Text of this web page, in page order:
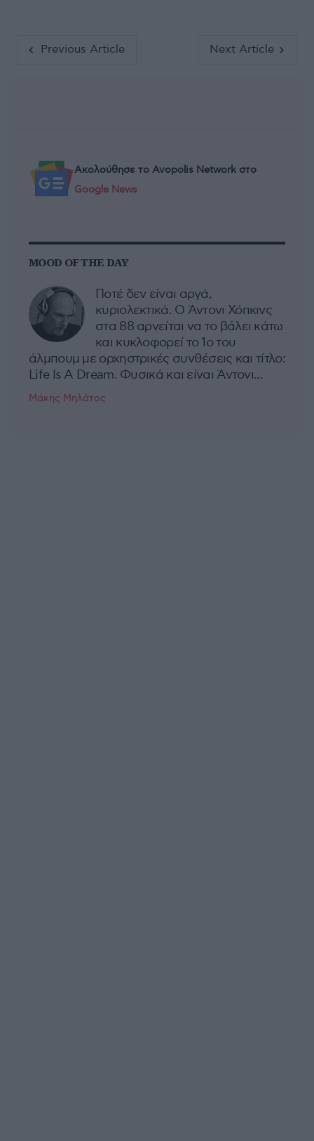
Previous Article Next Article
Ακολούθησε το Avopolis Network στο
Google News
MOOD OF THE DAY
Ποτέ δεν είναι αργά,
κυριολεκτικά. Ο Άντονι Χόπκινς
στα 88 αρνείται να το βάλει κάτω
και κυκλοφορεί το 1ο του
άλμπουμ με ορχηστρικές συνθέσεις και τίτλο:
Life Is A Dream. Φυσικά και είναι Άντονι...
Μάκης Μηλάτος